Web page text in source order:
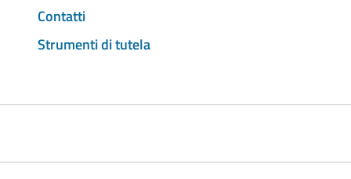
Contatti
Strumenti di tutela